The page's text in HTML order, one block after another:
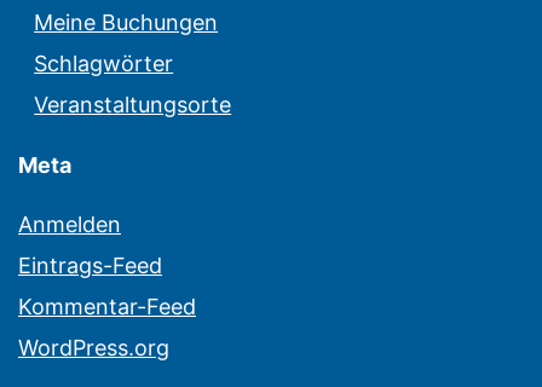
Meine Buchungen
Schlagwörter
Veranstaltungsorte
Meta
Anmelden
Eintrags-Feed
Kommentar-Feed
WordPress.org